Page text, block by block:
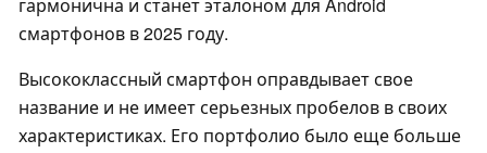
смартфонов в 2025 году.
Высококлассный смартфон оправдывает свое
название и не имеет серьезных пробелов в своих
характеристиках. Его портфолио было еще больше